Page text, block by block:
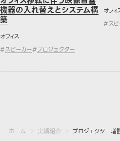
ホーム 実績紹介 プロジェクター
機器の入れ替えとシステム構
築
オフィス
#スピーカー#プロジェクター
オフィ
#ス